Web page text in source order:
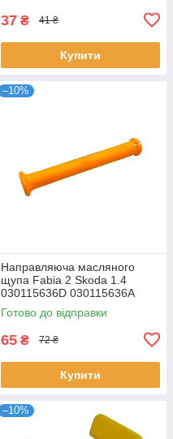
37 ₴ 41 ₴
Купити
–10%
Направляюча масляного
щупа Fabia 2 Skoda 1.4
030115636D 030115636A
Готово до відправки
65 ₴ 72 ₴
Купити
–10%